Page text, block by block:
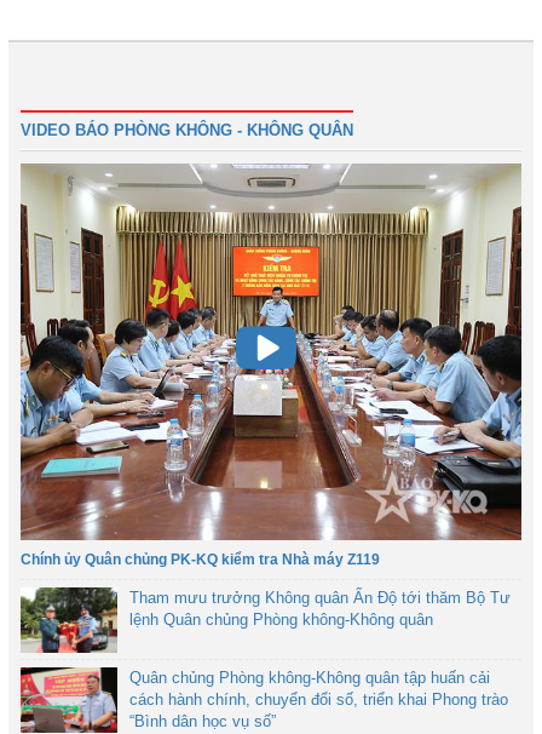
VIDEO BÁO PHÒNG KHÔNG - KHÔNG QUÂN
Chính ủy Quân chủng PK-KQ kiểm tra Nhà máy Z119
Tham mưu trưởng Không quân Ấn Độ tới thăm Bộ Tư
lệnh Quân chủng Phòng không-Không quân
Quân chủng Phòng không-Không quân tập huấn cải
cách hành chính, chuyển đổi số, triển khai Phong trào
“Bình dân học vụ số”